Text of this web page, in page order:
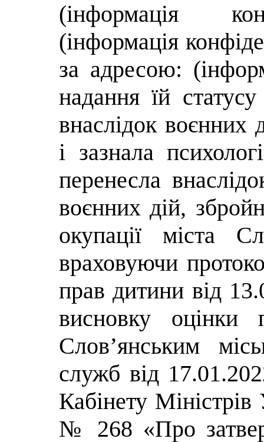
(інформація
(інформація
за адресою:
надання їй
внаслідок воєнних
і зазнала
перенесла
воєнних дій,
окупації міста
враховуючи
прав дитини від
висновку оцінки
Слов’янським
служб від
Кабінету
№ 268 «Про